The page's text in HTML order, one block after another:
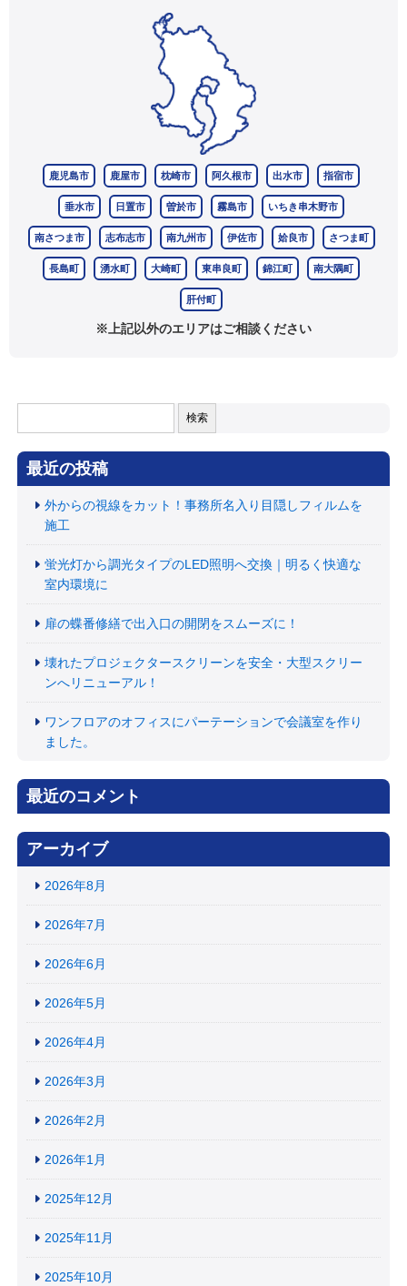
鹿児島市 鹿屋市 枕崎市 阿久根市 出水市 指宿市
垂水市 日置市 曽於市 霧島市 いちき串木野市
南さつま市 志布志市 南九州市 伊佐市 姶良市 さつま町
長島町 湧水町 大崎町 東串良町 錦江町 南大隅町
肝付町
※上記以外のエリアはご相談ください
索:
最近の投稿
外からの視線をカット！事務所名入り目隠しフィルムを
施工
蛍光灯から調光タイプのLED照明へ交換｜明るく快適な
室内環境に
扉の蝶番修繕で出入口の開閉をスムーズに！
壊れたプロジェクタースクリーンを安全・大型スクリー
ンへリニューアル！
ワンフロアのオフィスにパーテーションで会議室を作り
ました。
最近のコメント
アーカイブ
2026年8月
2026年7月
2026年6月
2026年5月
2026年4月
2026年3月
2026年2月
2026年1月
2025年12月
2025年11月
2025年10月